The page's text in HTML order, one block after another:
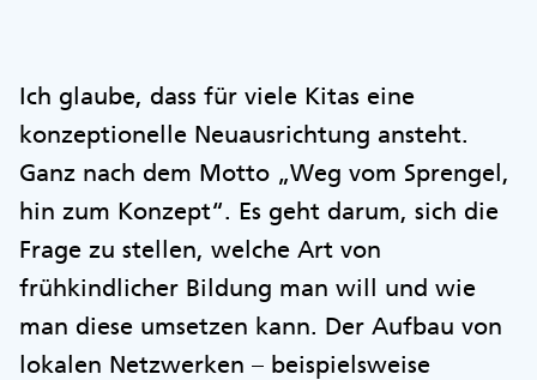
Ich glaube, dass für viele Kitas eine
konzeptionelle Neuausrichtung ansteht.
Ganz nach dem Motto „Weg vom Sprengel,
hin zum Konzept“. Es geht darum, sich die
Frage zu stellen, welche Art von
frühkindlicher Bildung man will und wie
man diese umsetzen kann. Der Aufbau von
lokalen Netzwerken – beispielsweise